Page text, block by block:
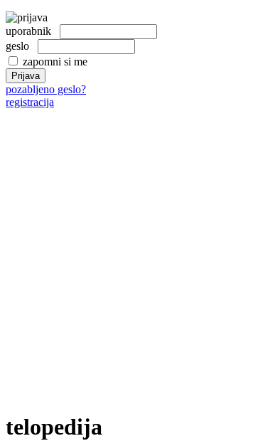
uporabnik
geslo
zapomni si me
pozabljeno geslo?
registracija
telopedija